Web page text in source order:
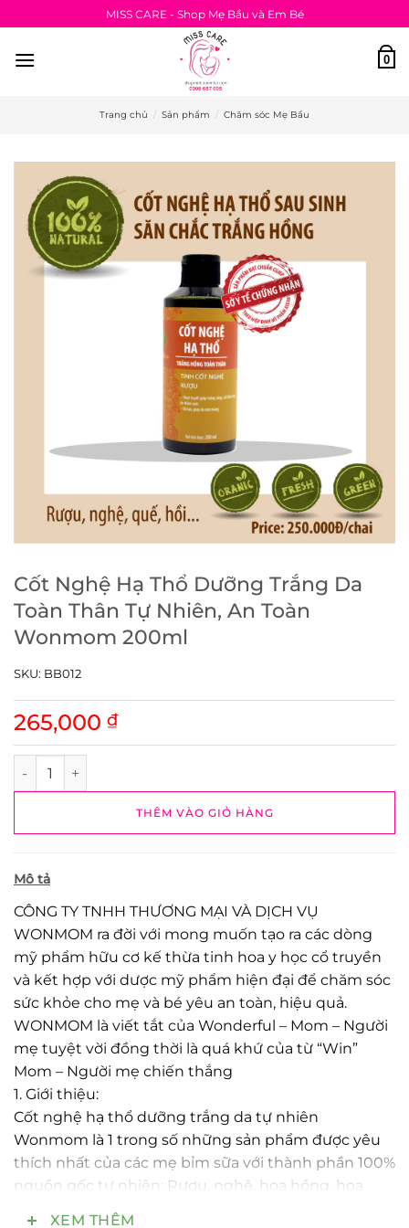
qua
nội
MISS CARE - Shop Mẹ Bầu và Em Bé
0
Trang chủ / Sản phẩm / Chăm sóc Mẹ Bầu
Cốt Nghệ Hạ Thổ Dưỡng Trắng Da
Toàn Thân Tự Nhiên, An Toàn
Wonmom 200ml
265,000 ₫
Cốt Nghệ Hạ Thổ Dưỡng Trắng Da Toàn Thân Tự Nhiên,
THÊM VÀO GIỎ HÀNG
SKU: BB012
Mô tả
CÔNG TY TNHH THƯƠNG MẠI VÀ DỊCH VỤ
WONMOM ra đời với mong muốn tạo ra các dòng
mỹ phẩm hữu cơ kế thừa tinh hoa y học cổ truyền
và kết hợp với dược mỹ phẩm hiện đại để chăm sóc
sức khỏe cho mẹ và bé yêu an toàn, hiệu quả.
WONMOM là viết tắt của Wonderful – Mom – Người
mẹ tuyệt vời đồng thời là quá khứ của từ “Win”
Mom – Người mẹ chiến thắng
1. Giới thiệu:
Cốt nghệ hạ thổ dưỡng trắng da tự nhiên
Wonmom là 1 trong số những sản phẩm được yêu
thích nhất của các mẹ bỉm sữa với thành phần 100%
nguồn gốc tự nhiên: Rượu, nghệ, hoa hồng, hoa
cúc, nhân sâm, bạch phục linh, bạch chỉ , hương
XEM THÊM